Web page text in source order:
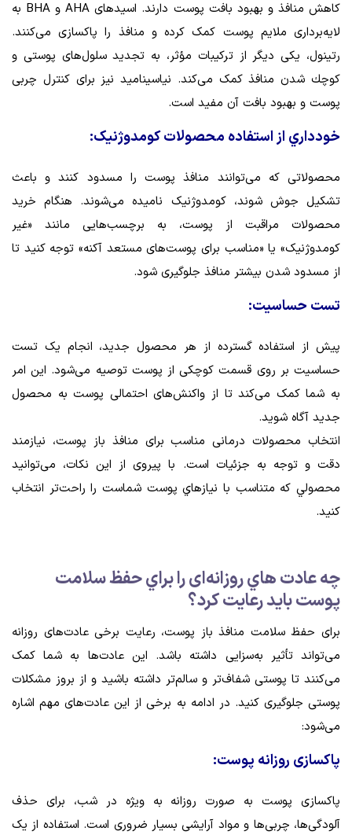
کاهش منافذ و بهبود بافت پوست دارند. اسیدهای AHA و BHA به
لایه‌برداری ملایم پوست کمک کرده و منافذ را پاکسازی می‌کنند.
رتینول، یکی دیگر از ترکیبات مؤثر، به تجدید سلول‌های پوستی و
كوچك شدن منافذ کمک می‌کند. نیاسینامید نیز برای کنترل چربی
پوست و بهبود بافت آن مفید است.
خودداري از استفاده محصولات کومدوژنیک:
محصولاتی که می‌توانند منافذ پوست را مسدود کنند و باعث
تشکیل جوش شوند، کومدوژنیک نامیده می‌شوند. هنگام خرید
محصولات مراقبت از پوست، به برچسب‌هایی مانند «غیر
کومدوژنیک» یا «مناسب برای پوست‌های مستعد آکنه» توجه کنید تا
از مسدود شدن بیشتر منافذ جلوگیری شود.
تست حساسیت:
پیش از استفاده گسترده از هر محصول جدید، انجام یک تست
حساسیت بر روی قسمت کوچکی از پوست توصیه می‌شود. این امر
به شما کمک می‌کند تا از واکنش‌های احتمالی پوست به محصول
جدید آگاه شوید.
انتخاب محصولات درمانی مناسب برای منافذ باز پوست، نیازمند
دقت و توجه به جزئیات است. با پیروی از این نکات، می‌توانید
محصولي كه متناسب با نيازهاي پوست شماست را راحت‌تر انتخاب
كنيد.
چه عادت هاي روزانه‌ای را براي حفظ سلامت
پوست بايد رعايت كرد؟
برای حفظ سلامت منافذ باز پوست، رعایت برخی عادت‌های روزانه
می‌تواند تأثیر به‌سزایی ‌داشته باشد. این عادت‌ها به شما کمک
می‌کنند تا پوستی شفاف‌تر و سالم‌تر داشته باشید و از بروز مشکلات
پوستی جلوگیری کنید. در ادامه به برخی از این عادت‌های مهم اشاره
می‌شود:
پاکسازی روزانه پوست:
پاکسازی پوست به صورت روزانه به ویژه در شب، برای حذف
آلودگی‌ها، چربی‌ها و مواد آرایشی بسیار ضروری است. استفاده از یک